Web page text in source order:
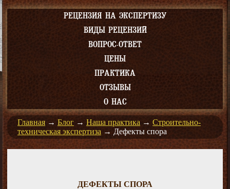
РЕЦЕНЗИЯ НА ЭКСПЕРТИЗУ
ВИДЫ РЕЦЕНЗИЙ
ВОПРОС-ОТВЕТ
ЦЕНЫ
ПРАКТИКА
ОТЗЫВЫ
О НАС
Главная → Блог → Наша практика → Строительно-
техническая экспертиза → Дефекты спора
ДЕФЕКТЫ СПОРА